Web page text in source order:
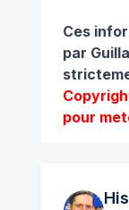
Ces
par
pour